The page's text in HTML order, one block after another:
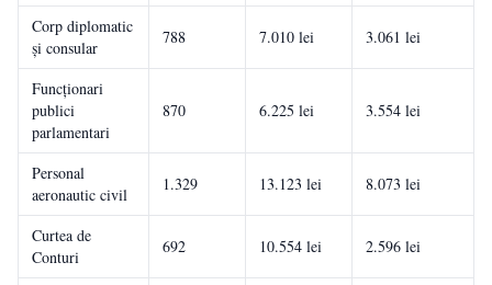
Corp diplomatic
și consular
788 7.010 lei 3.061 lei
Funcționari
publici
parlamentari
870 6.225 lei 3.554 lei
Personal
aeronautic civil
1.329 13.123 lei 8.073 lei
Curtea de
Conturi
692 10.554 lei 2.596 lei